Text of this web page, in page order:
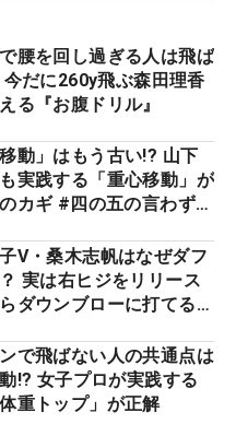
腰を回し過ぎる人は飛ば
だに260y飛ぶ森田理香
る『お腹ドリル』
移動」はもう古い!? 山下
実践する「重心移動」が
カギ #四の五の言わず振
V・桑木志帆はなぜダフ
実は右ヒジをリリース
ダウンブローに打てる #
で飛ばない人の共通点は
!? 女子プロが実践する
体重トップ」が正解